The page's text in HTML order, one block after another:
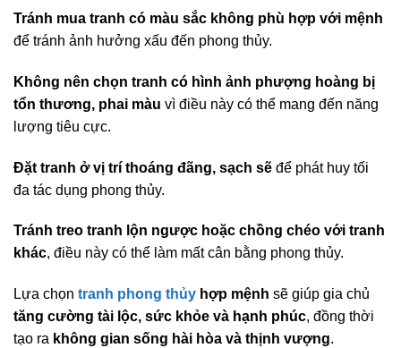
Tránh mua tranh có màu sắc không phù hợp với mệnh
để tránh ảnh hưởng xấu đến phong thủy.
Không nên chọn tranh có hình ảnh phượng hoàng bị
tổn thương, phai màu vì điều này có thể mang đến năng
lượng tiêu cực.
Đặt tranh ở vị trí thoáng đãng, sạch sẽ để phát huy tối
đa tác dụng phong thủy.
Tránh treo tranh lộn ngược hoặc chồng chéo với tranh
khác, điều này có thể làm mất cân bằng phong thủy.
Lựa chọn tranh phong thủy hợp mệnh sẽ giúp gia chủ
tăng cường tài lộc, sức khỏe và hạnh phúc, đồng thời
tạo ra không gian sống hài hòa và thịnh vượng.